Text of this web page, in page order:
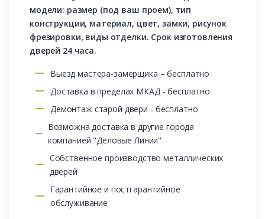
модели: размер (под ваш проем), тип
конструкции, материал, цвет, замки, рисунок
фрезировки, виды отделки. Срок изготовления
дверей 24 часа.
Выезд мастера-замерщика – бесплатно
Доставка в пределах МКАД - бесплатно
Демонтаж старой двери - бесплатно
Возможна доставка в другие города
компанией "Деловые Линии"
Собственное производство металлических
дверей
Гарантийное и постгарантийное
обслуживание